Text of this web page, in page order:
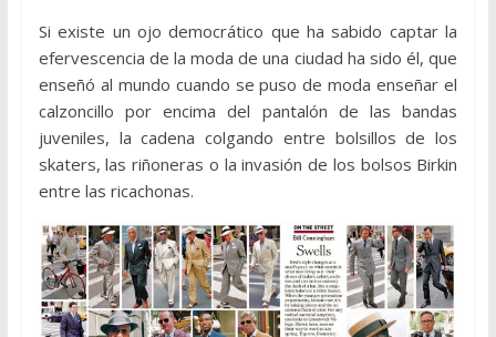
Si existe un ojo democrático que ha sabido captar la
efervescencia de la moda de una ciudad ha sido él, que
enseñó al mundo cuando se puso de moda enseñar el
calzoncillo por encima del pantalón de las bandas
juveniles, la cadena colgando entre bolsillos de los
skaters, las riñoneras o la invasión de los bolsos Birkin
entre las ricachonas.